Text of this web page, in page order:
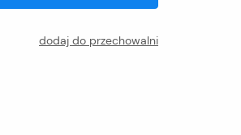
dodaj do przechowalni